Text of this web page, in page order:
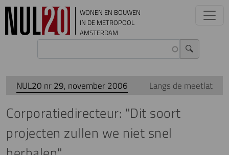
Overslaan en naar de inhoud gaan
WONEN EN BOUWEN
IN DE METROPOOL
AMSTERDAM
NUL20 nr 29, november 2006 Langs de meetlat
Corporatiedirecteur: "Dit soort
projecten zullen we niet snel